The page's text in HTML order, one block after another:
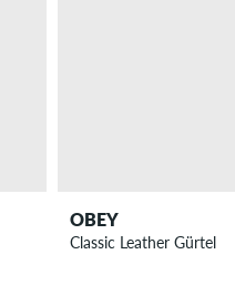
OBEY
Classic Leather Gürtel